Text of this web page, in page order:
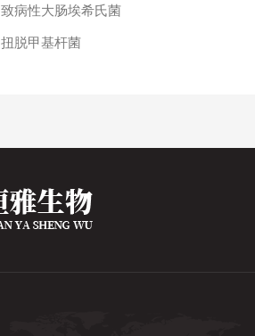
致病性大肠埃希氏菌
扭脱甲基杆菌